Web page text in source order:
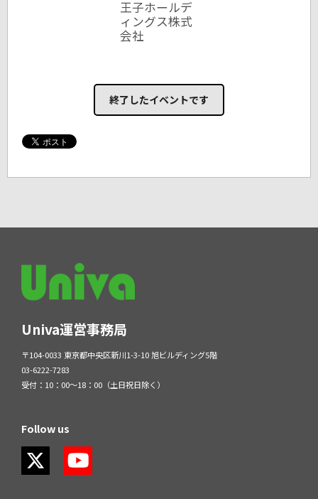
王子ホールデ
ィングス株式
会社
終了したイベントです
Univa運営事務局
〒104-0033 東京都中央区新川1-3-10 旭ビルディング5階
03-6222-7283
受付：10：00～18：00（土日祝日除く）
Follow us